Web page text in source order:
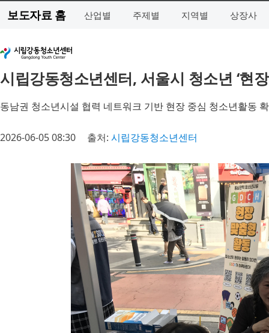
보도자료 홈 산업별 주제별 지역별 상장사
시립강동청소년센터, 서울시 청소년 ‘현
동남권 청소년시설 협력 네트워크 기반 현장 중심 청소년활동
2026-06-05 08:30 출처: 시립강동청소년센터